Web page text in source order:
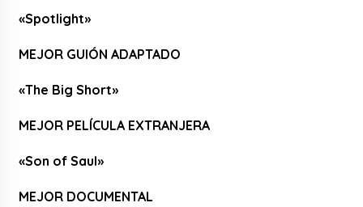
«Spotlight»
MEJOR GUIÓN ADAPTADO
«The Big Short»
MEJOR PELÍCULA EXTRANJERA
«Son of Saul»
MEJOR DOCUMENTAL